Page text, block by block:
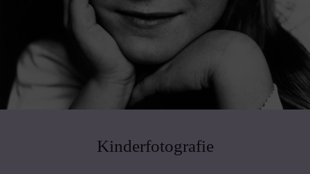
Kinderfotografie